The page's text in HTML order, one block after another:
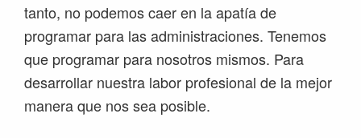
tanto, no podemos caer en la apatía de
programar para las administraciones. Tenemos
que programar para nosotros mismos. Para
desarrollar nuestra labor profesional de la mejor
manera que nos sea posible.